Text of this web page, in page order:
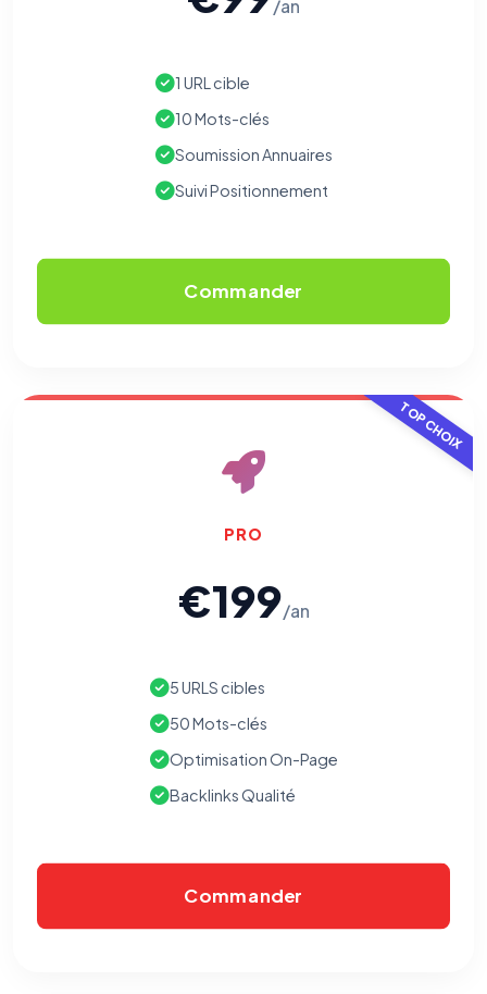
/an
1 URL cible
10 Mots-clés
Soumission Annuaires
Suivi Positionnement
Commander
TOP CHOIX
PRO
€199/an
5 URLS cibles
50 Mots-clés
Optimisation On-Page
Backlinks Qualité
Commander